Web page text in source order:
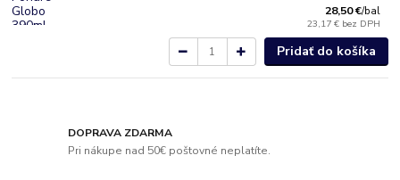
28,50 €/bal
23,17 € bez DPH
Pridať do košíka
DOPRAVA ZDARMA
Pri nákupe nad 50€ poštovné neplatíte.